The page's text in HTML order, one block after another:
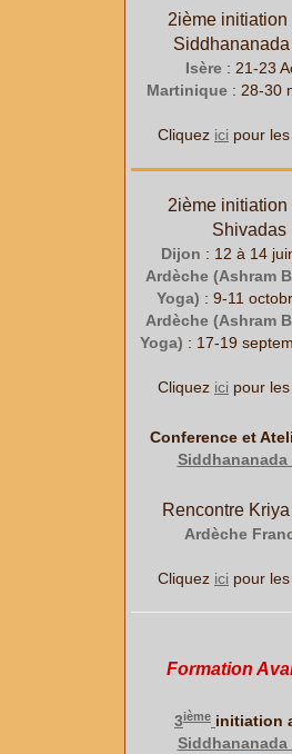
2ième initiation
Isère : 21-23
Martinique: 28-30
Cliquez ici pour
2ième initiation
Shivadas
Dijon : 12 à 14
Ardèche (Ashram
Yoga) : 9-11
Ardèche (Ashram
Yoga) : 17-19
Cliquez ici pour
Conference et
Siddhananada
Rencontre
Ardèche
Cliquez ici pour
Formation
3ième initiation
Siddhananada